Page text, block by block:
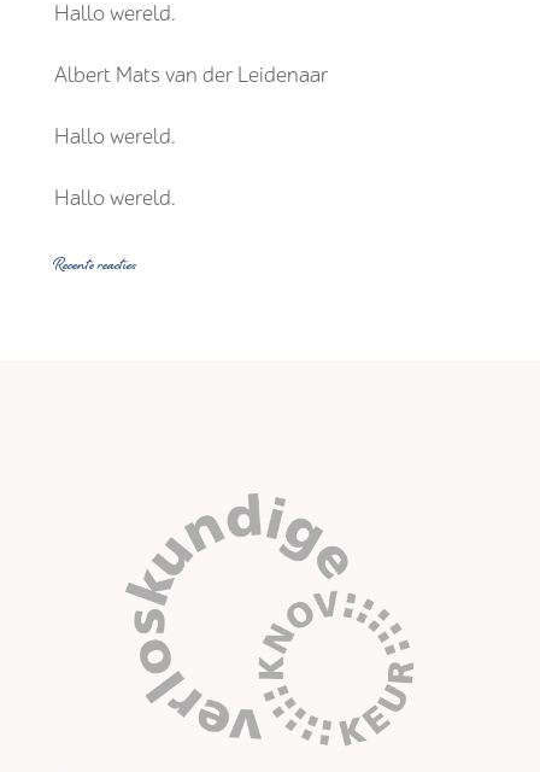
Hallo wereld.
Albert Mats van der Leidenaar
Hallo wereld.
Hallo wereld.
Recente reacties